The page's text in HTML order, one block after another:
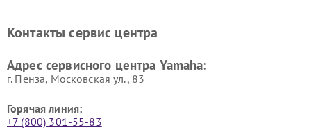
Yamaha
Yamaha
Контакты сервис центра
Адрес сервисного центра Yamaha:
г. Пенза, Московская ул., 83
Горячая линия:
+7 (800) 301-55-83